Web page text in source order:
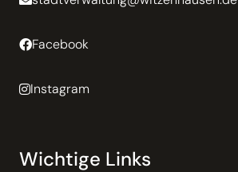
Facebook
Instagram
Wichtige Links